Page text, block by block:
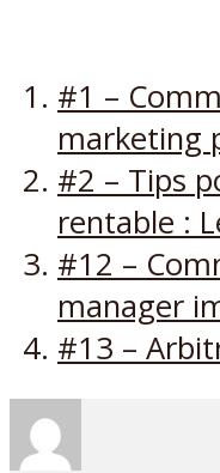
#1 –
marketing
#2 – Tips
rentable :
#12 –
manager
#13 –